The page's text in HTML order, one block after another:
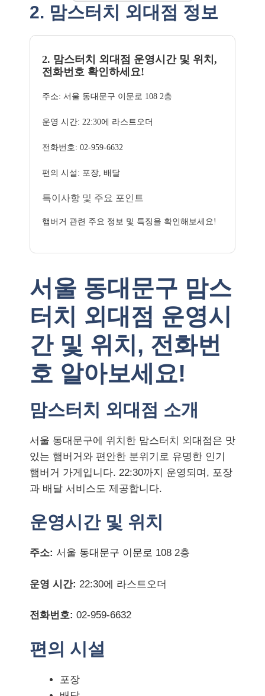
2. 맘스터치 외대점 정보
2. 맘스터치 외대점 운영시간 및 위치,
전화번호 확인하세요!
주소: 서울 동대문구 이문로 108 2층
운영 시간: 22:30에 라스트오더
전화번호: 02-959-6632
편의 시설: 포장, 배달
특이사항 및 주요 포인트
햄버거 관련 주요 정보 및 특징을 확인해보세요!
서울 동대문구 맘스
터치 외대점 운영시
간 및 위치, 전화번
호 알아보세요!
맘스터치 외대점 소개
서울 동대문구에 위치한 맘스터치 외대점은 맛
있는 햄버거와 편안한 분위기로 유명한 인기
햄버거 가게입니다. 22:30까지 운영되며, 포장
과 배달 서비스도 제공합니다.
운영시간 및 위치
주소: 서울 동대문구 이문로 108 2층
운영 시간: 22:30에 라스트오더
전화번호: 02-959-6632
편의 시설
포장